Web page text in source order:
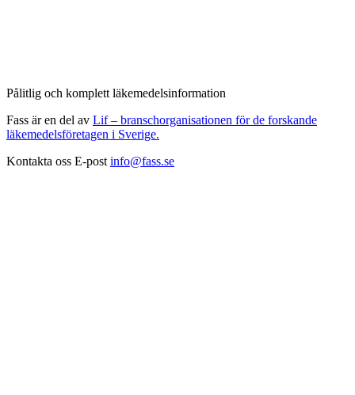
Pålitlig och komplett läkemedelsinformation
Fass är en del av Lif – branschorganisationen för de forskande
läkemedelsföretagen i Sverige.
Kontakta oss E-post info@fass.se